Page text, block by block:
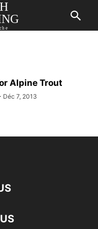
Alpine Trout
Déc 7, 2013